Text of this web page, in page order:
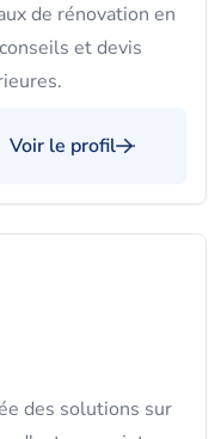
de rénovation en
et devis
Voir le profil
des solutions sur